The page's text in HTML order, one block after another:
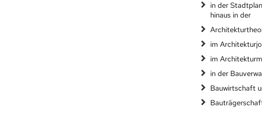
in der
hinaus in der
im
im
in der
Bauwirtschaft